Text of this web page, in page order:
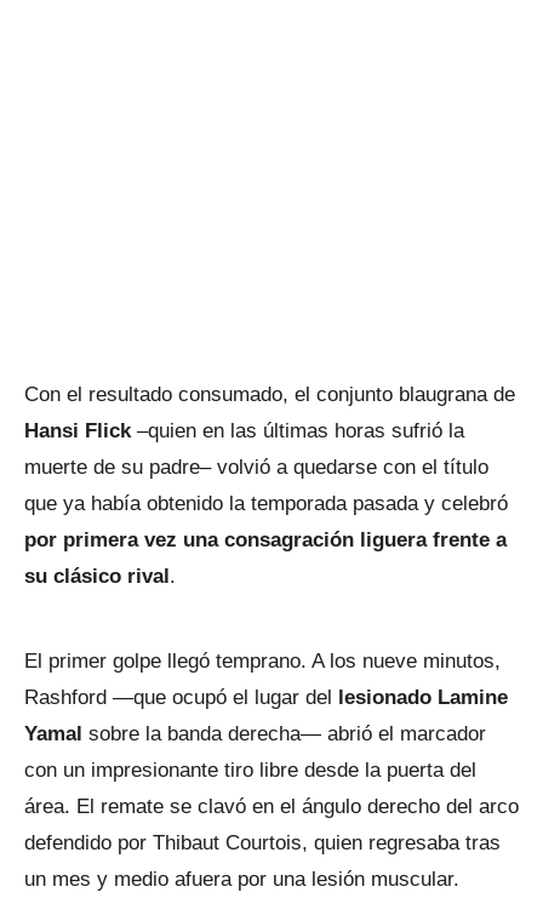
Con el resultado consumado, el conjunto blaugrana de
Hansi Flick–quien en las últimas horas sufrió la
muerte de su padre– volvió a quedarse con el título
que ya había obtenido la temporada pasada y celebró
por primera vez una consagración liguera frente a
su clásico rival.
El primer golpe llegó temprano. A los nueve minutos,
Rashford —que ocupó el lugar del lesionado Lamine
Yamal sobre la banda derecha— abrió el marcador
con un impresionante tiro libre desde la puerta del
área. El remate se clavó en el ángulo derecho del arco
defendido por Thibaut Courtois, quien regresaba tras
un mes y medio afuera por una lesión muscular.